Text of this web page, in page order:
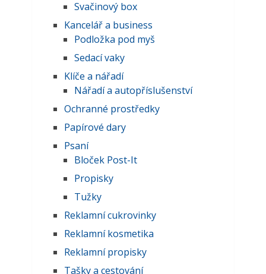
Svačinový box
Kancelář a business
Podložka pod myš
Sedací vaky
Klíče a nářadí
Nářadí a autopříslušenství
Ochranné prostředky
Papírové dary
Psaní
Bloček Post-It
Propisky
Tužky
Reklamní cukrovinky
Reklamní kosmetika
Reklamní propisky
Tašky a cestování